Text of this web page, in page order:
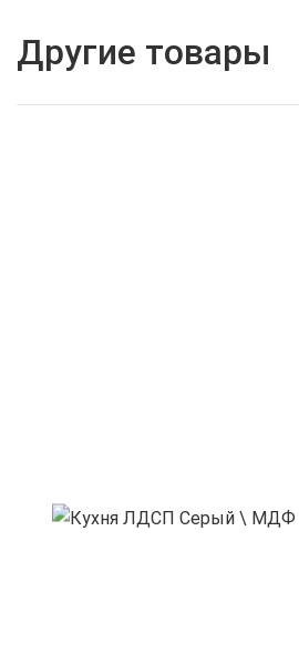
Другие товары